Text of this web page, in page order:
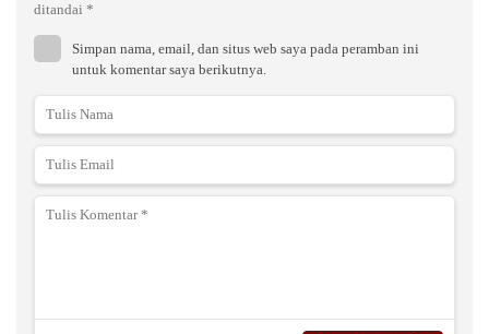
ditandai *
Simpan nama, email, dan situs web saya pada peramban ini
untuk komentar saya berikutnya.